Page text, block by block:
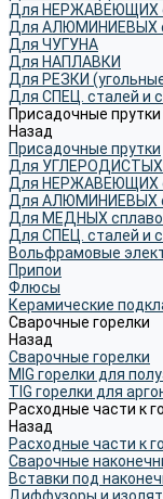
Для НЕРЖАВЕЮЩИХ
Для АЛЮМИНИЕВЫХ
Для ЧУГУНА
Для НАПЛАВКИ
Для РЕЗКИ
Для СПЕЦ. сталей и
Присадочные прутки
Назад
Присадочные прутки
Для УГЛЕРОДИСТЫХ
Для НЕРЖАВЕЮЩИХ
Для АЛЮМИНИЕВЫХ
Для МЕДНЫХ
Для СПЕЦ. сталей и
Вольфрамовые
Припои
Флюсы
Керамические
Сварочные горелки
Назад
Сварочные горелки
MIG горелки для
TIG горелки для
Расходные части к
Назад
Расходные части к
Сварочные
Вставки под